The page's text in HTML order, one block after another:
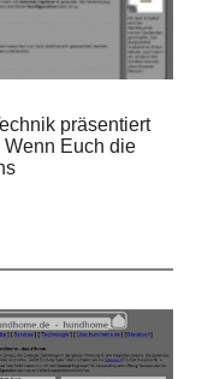
präsentiert
Euch die